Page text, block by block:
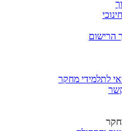
הרישום
לתלמידי מחקר